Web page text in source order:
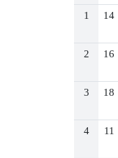
1 14
2 16
3 18
4 11